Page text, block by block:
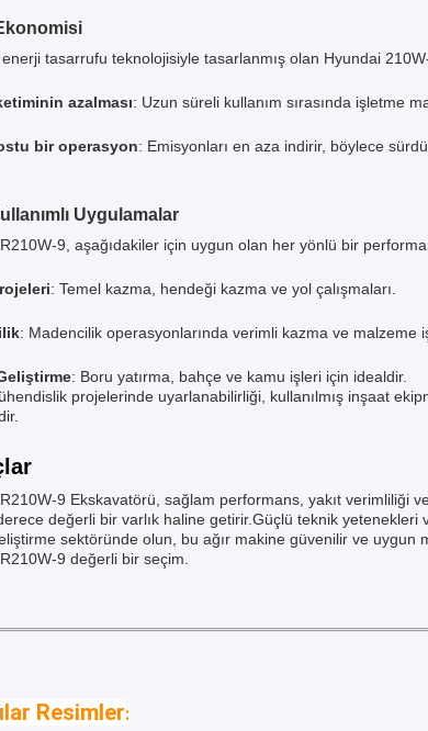
tasarrufu teknolojisiyle tasarlanmış olan Hyundai
azalması: Uzun süreli kullanım sırasında işletme
bir operasyon: Emisyonları en aza indirir, böylece
Uygulamalar
9, aşağıdakiler için uygun olan her yönlü bir
: Temel kazma, hendeği kazma ve yol çalışmaları.
: Madencilik operasyonlarında verimli kazma ve malzeme
: Boru yatırma, bahçe ve kamu işleri için idealdir.
projelerinde uyarlanabilirliği, kullanılmış inşaat
9 Ekskavatörü, sağlam performans, yakıt verimliliği
değerli bir varlık haline getirir.Güçlü teknik yetenekleri
sektöründe olun, bu ağır makine güvenilir ve uygun
9 değerli bir seçim.
Resimler: